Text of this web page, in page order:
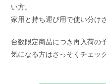
い方。
家用と持ち運び用で使い分け
台数限定商品につき再入荷の
気になる方はさっそくチェッ